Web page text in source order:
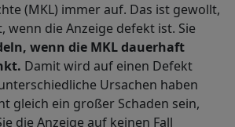
(MKL) immer auf. Das ist gewollt,
wenn die Anzeige defekt ist. Sie
wenn die MKL dauerhaft
Damit wird auf einen Defekt
Ursachen haben
gleich ein großer Schaden sein,
die Anzeige auf keinen Fall